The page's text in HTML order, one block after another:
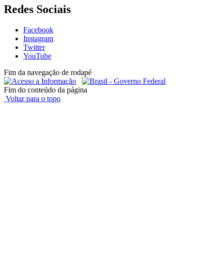
Redes Sociais
Facebook
Instagram
Twitter
YouTube
Fim da navegação de rodapé
Fim do conteúdo da página
Voltar para o topo